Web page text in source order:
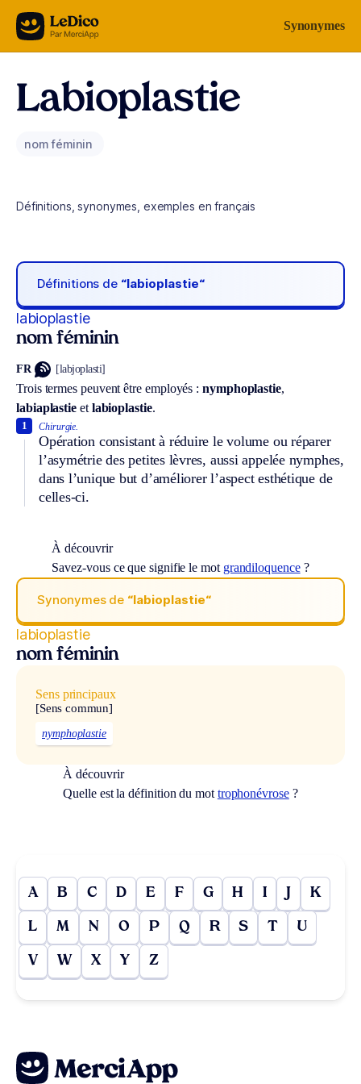
Aller au contenu Synonymes
Labioplastie
nom féminin
Définitions, synonymes, exemples en français
Définitions de “labioplastie“
labioplastie
nom féminin
FR [labjoplasti]
Trois termes peuvent être employés :nymphoplastie,
labiaplastie et labioplastie.
Chirurgie.
Opération consistant à réduire le volume ou réparer
l’asymétrie des petites lèvres, aussi appelée nymphes,
dans l’unique but d’améliorer l’aspect esthétique de
celles-ci.
1
À découvrir
Savez-vous ce que signifie le mot grandiloquence?
Synonymes de “labioplastie“
labioplastie
nom féminin
Sens principaux
[Sens commun]
nymphoplastie
À découvrir
Quelle est la définition du mot trophonévrose?
A B C D E F G H I J K
L M N O P Q R S T U
V W X Y Z